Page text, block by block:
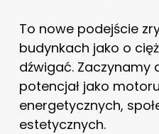
To nowe podejście
budynkach jako o
dźwigać. Zaczynamy
potencjał jako
energetycznych,
estetycznych.